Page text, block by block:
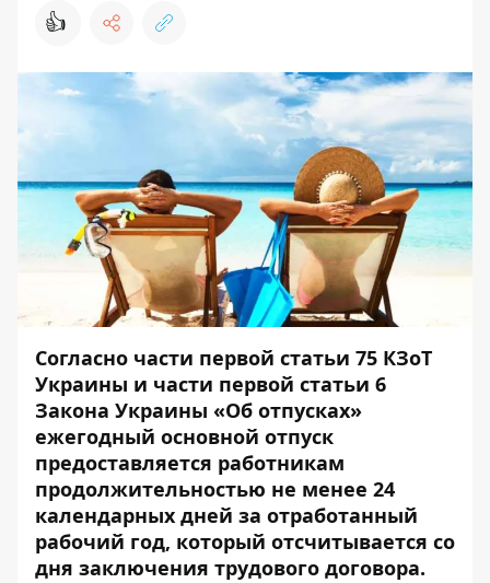
👍
Согласно части первой статьи 75 КЗоТ
Украины и части первой статьи 6
Закона Украины «Об отпусках»
ежегодный основной отпуск
предоставляется работникам
продолжительностью не менее 24
календарных дней за отработанный
рабочий год, который отсчитывается со
дня заключения трудового договора.